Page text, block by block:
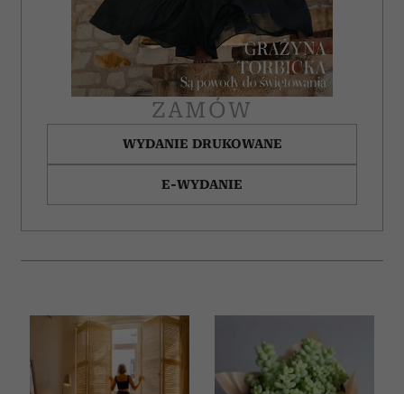
ZAMÓW
WYDANIE DRUKOWANE
E-WYDANIE